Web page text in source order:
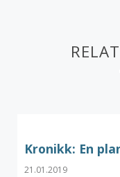
Kronikk: En
21.01.2019